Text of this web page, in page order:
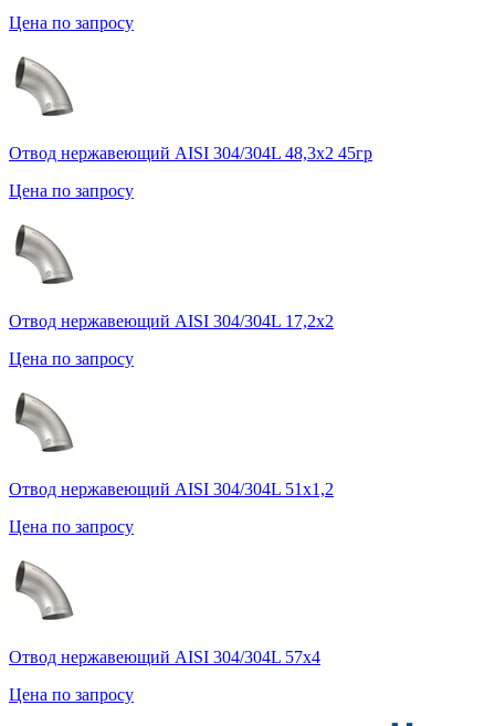
Цена по запросу
Отвод нержавеющий AISI 304/304L 48,3х2 45гр
Цена по запросу
Отвод нержавеющий AISI 304/304L 17,2х2
Цена по запросу
Отвод нержавеющий AISI 304/304L 51х1,2
Цена по запросу
Отвод нержавеющий AISI 304/304L 57х4
Цена по запросу